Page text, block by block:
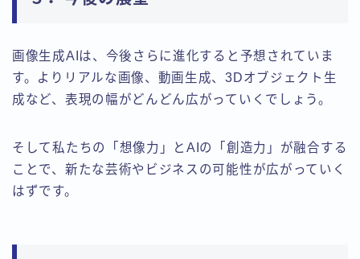
画像生成AIは、今後さらに進化すると予想されていま
す。よりリアルな画像、動画生成、3Dオブジェクト生
成など、表現の幅がどんどん広がっていくでしょう。
そして私たちの「想像力」とAIの「創造力」が融合する
ことで、新たな芸術やビジネスの可能性が広がっていく
はずです。